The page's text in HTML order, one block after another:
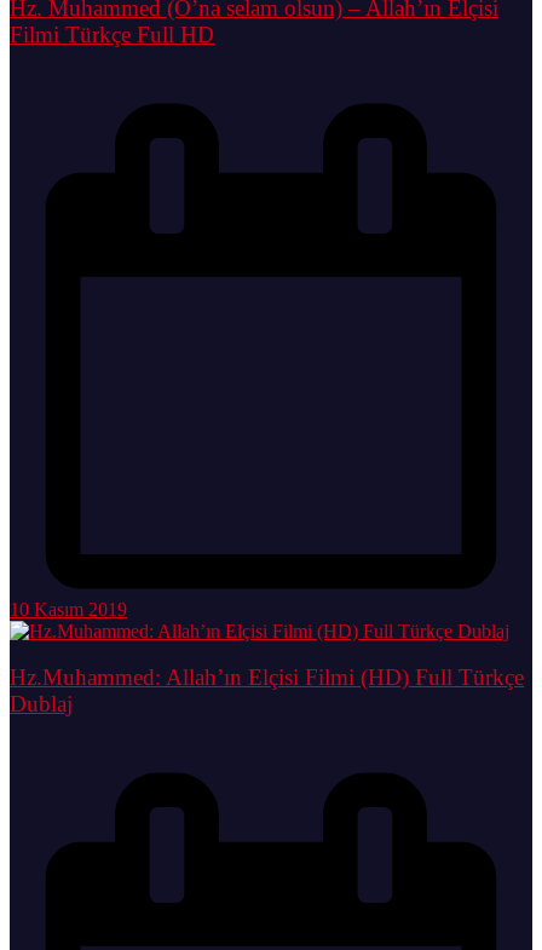
Hz. Muhammed (O’na selam olsun) – Allah’ın Elçisi
Filmi Türkçe Full HD
10 Kasım 2019
Hz.Muhammed: Allah’ın Elçisi Filmi (HD) Full Türkçe
Dublaj